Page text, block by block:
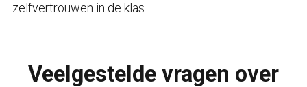
zelfvertrouwen in de klas.
Veelgestelde vragen over